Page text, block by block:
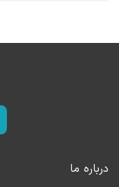
درباره ما